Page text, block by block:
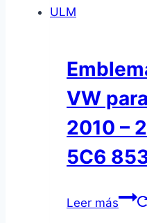
VW
2010 –
5C6
Leer más